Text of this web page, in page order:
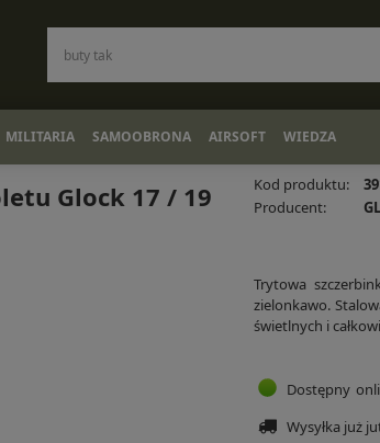
MILITARIA SAMOOBRONA AIRSOFT WIEDZA
Glock 17 / 19
Kod produktu:
Producent:
Trytowa
zielonkawo.
świetlnych i
Dostępny
Wysyłka już